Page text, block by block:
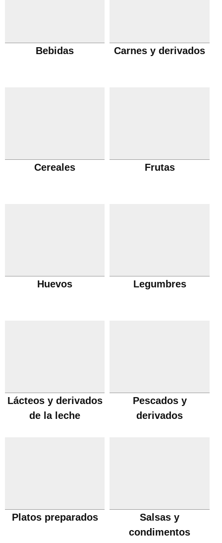
Bebidas Carnes y derivados
Cereales Frutas
Huevos Legumbres
Lácteos y derivados
de la leche
Pescados y
derivados
Platos preparados
Salsas y
condimentos